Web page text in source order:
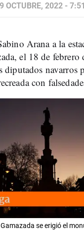
OCTUBRE, 2022 - 7:51
Arana a la
el 18 de febrero
navarros
con
se erigió el